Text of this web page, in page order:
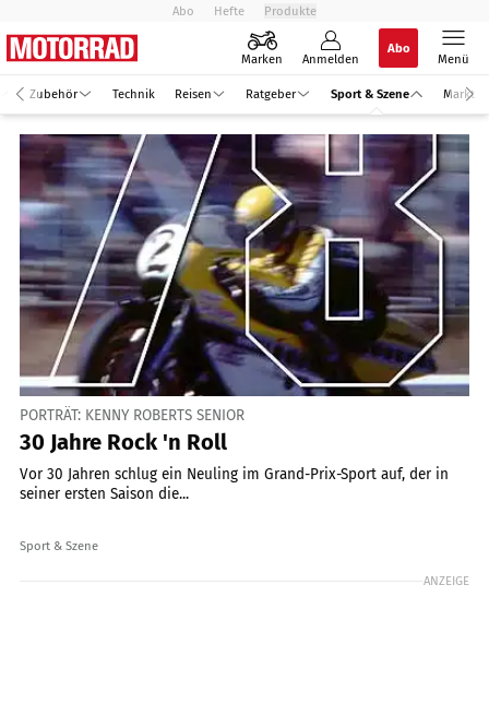
Abo Hefte Produkte
Marken Anmelden
Abo
Menü
Zubehör Technik Reisen Ratgeber Sport & Szene Markt
PORTRÄT: KENNY ROBERTS SENIOR
30 Jahre Rock 'n Roll
Vor 30 Jahren schlug ein Neuling im Grand-Prix-Sport auf, der in
seiner ersten Saison die...
Sport & Szene
ANZEIGE